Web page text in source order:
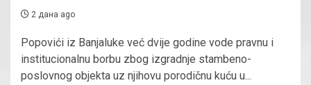
2 дана ago
Popovići iz Banjaluke već dvije godine vode pravnu i
institucionalnu borbu zbog izgradnje stambeno-
poslovnog objekta uz njihovu porodičnu kuću u...